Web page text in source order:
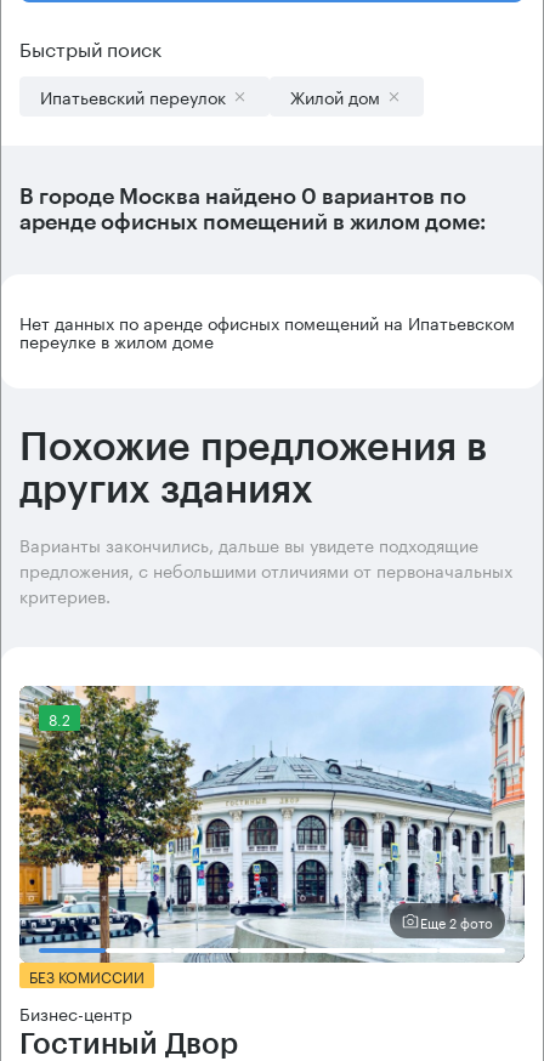
Быстрый поиск
Ипатьевский переулок Жилой дом
В городе Москва найдено 0 вариантов по
аренде офисных помещений в жилом доме:
Нет данных по аренде офисных помещений на Ипатьевском
переулке в жилом доме
Похожие предложения в
других зданиях
Варианты закончились, дальше вы увидете подходящие
предложения, с небольшими отличиями от первоначальных
критериев.
8.2
Еще 2 фото
БЕЗ КОМИССИИ
Бизнес-центр
Гостиный Двор